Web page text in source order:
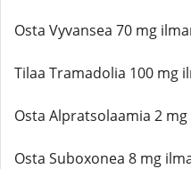
Osta Vyvansea 70 mg
Tilaa Tramadolia 100 mg
Osta Alpratsolaamia 2
Osta Suboxonea 8 mg